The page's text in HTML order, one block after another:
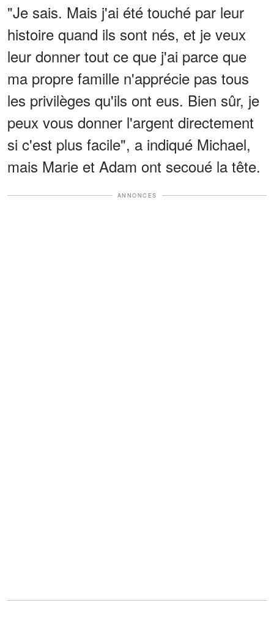
"Je sais. Mais j'ai été touché par leur
histoire quand ils sont nés, et je veux
leur donner tout ce que j'ai parce que
ma propre famille n'apprécie pas tous
les privilèges qu'ils ont eus. Bien sûr, je
peux vous donner l'argent directement
si c'est plus facile", a indiqué Michael,
mais Marie et Adam ont secoué la tête.
ANNONCES